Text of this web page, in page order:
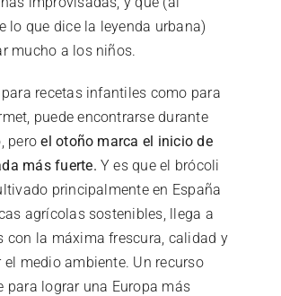
lo que dice la leyenda urbana)
mucho a los niños.
recetas infantiles como para
puede encontrarse durante
peroel otoño marca el inicio de
más fuerte. Y es que el brócoli
principalmente en España
agrícolas sostenibles, llega a
con la máxima frescura, calidad y
el medio ambiente. Un recurso
para lograr una Europa más